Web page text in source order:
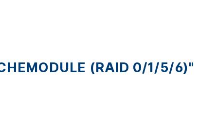
(RAID 0/1/5/6)"